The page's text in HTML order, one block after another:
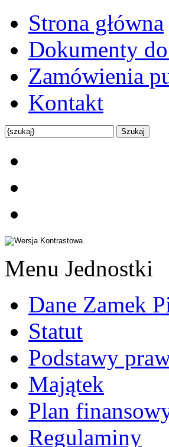
Strona główna
Dokumenty
Zamówienia
Kontakt
Menu Jednostki
Dane Zamek
Statut
Podstawy
Majątek
Plan
Regulaminy